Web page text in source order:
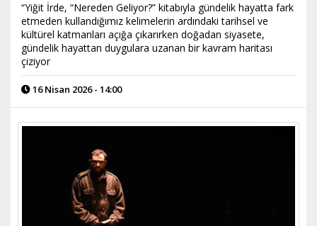
“Yiğit İrde, “Nereden Geliyor?” kitabıyla gündelik hayatta fark
etmeden kullandığımız kelimelerin ardındaki tarihsel ve
kültürel katmanları açığa çıkarırken doğadan siyasete,
gündelik hayattan duygulara uzanan bir kavram haritası
çiziyor
16 Nisan 2026 - 14:00